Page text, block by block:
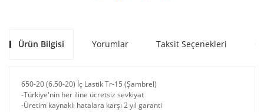
Ürün Bilgisi Yorumlar Taksit Seçenekleri
650-20 (6.50-20) İç Lastik Tr-15 (Şambrel)
-Türkiye'nin her iline ücretsiz sevkiyat
-Üretim kaynaklı hatalara karşı 2 yıl garanti